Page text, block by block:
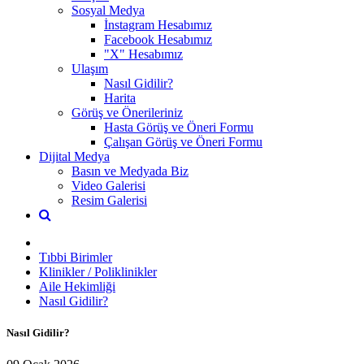
Sosyal Medya
İnstagram Hesabımız
Facebook Hesabımız
"X" Hesabımız
Ulaşım
Nasıl Gidilir?
Harita
Görüş ve Önerileriniz
Hasta Görüş ve Öneri Formu
Çalışan Görüş ve Öneri Formu
Dijital Medya
Basın ve Medyada Biz
Video Galerisi
Resim Galerisi
Tıbbi Birimler
Klinikler / Poliklinikler
Aile Hekimliği
Nasıl Gidilir?
Nasıl Gidilir?